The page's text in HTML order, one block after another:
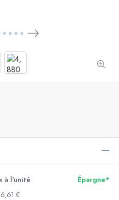
à l'unité
Épargne*
6,61 €